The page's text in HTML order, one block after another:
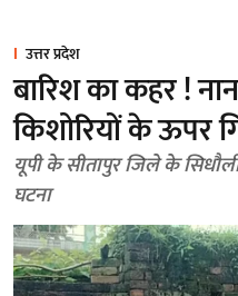
उत्तर प्रदेश
बारिश का कहर !
किशोरियों के ऊपर
यूपी के सीतापुर जिले के
घटना